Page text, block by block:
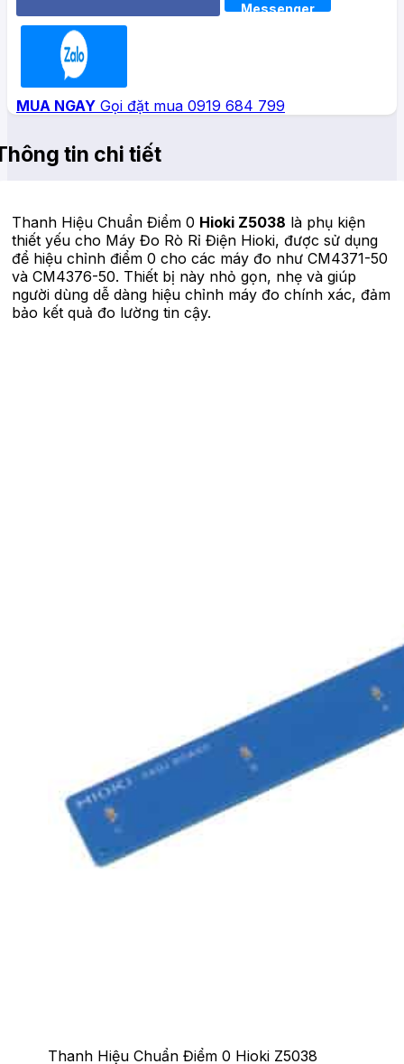
Messenger
MUA NGAY Gọi đặt mua 0919 684 799
tin chi tiết
Thanh Hiệu Chuẩn Điểm 0 Hioki Z5038 là phụ kiện
thiết yếu cho Máy Đo Rò Rỉ Điện Hioki, được sử dụng
để hiệu chỉnh điểm 0 cho các máy đo như CM4371-50
và CM4376-50. Thiết bị này nhỏ gọn, nhẹ và giúp
người dùng dễ dàng hiệu chỉnh máy đo chính xác, đảm
bảo kết quả đo lường tin cậy.
Thanh Hiệu Chuẩn Điểm 0 Hioki Z5038